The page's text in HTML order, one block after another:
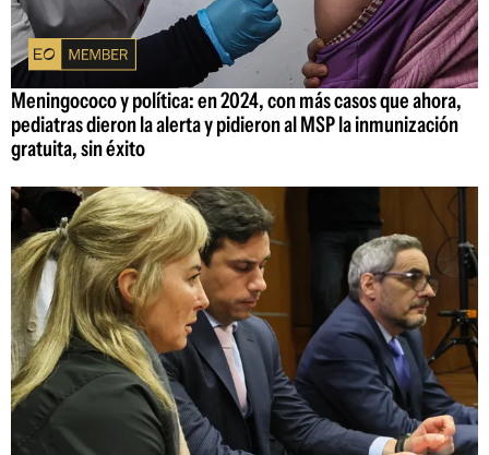
Meningococo y política: en 2024, con más casos que ahora,
pediatras dieron la alerta y pidieron al MSP la inmunización
gratuita, sin éxito